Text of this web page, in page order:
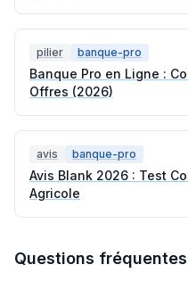
pilier banque-pro
Banque Pro en Ligne :
Offres (2026)
avis banque-pro
Avis Blank 2026 : Test
Agricole
Questions fréquentes